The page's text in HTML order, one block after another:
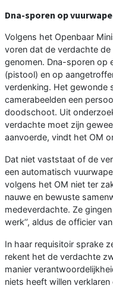
Dna-sporen op
Volgens het Openbaar
voren dat de verdachte
genomen. Dna-sporen op
(pistool) en op
verdenking. Het gewonde
camerabeelden een
doodschoot. Uit
verdachte moet zijn
aanvoerde, vindt het OM
Dat niet vaststaat of de
een automatisch
volgens het OM niet ter
nauwe en bewuste
medeverdachte. Ze
werk’’, aldus de officier
In haar requisitoir sprake
rekent het de verdachte
manier
niets heeft willen